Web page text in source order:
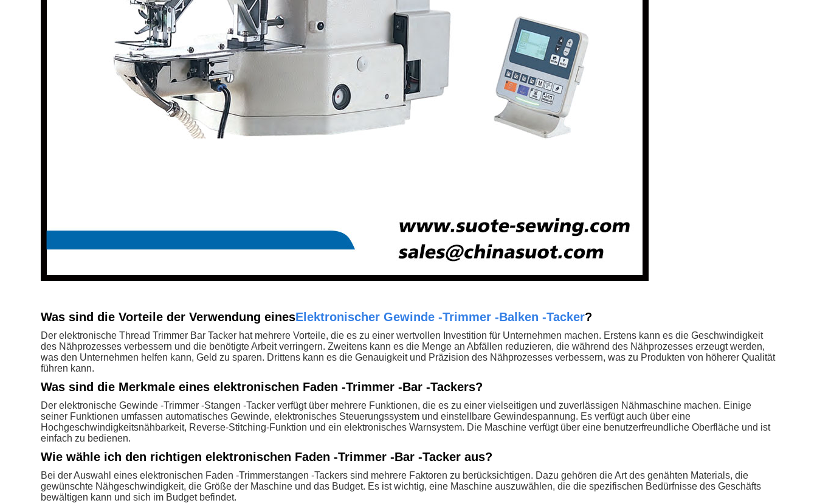
Was sind die Vorteile der Verwendung einesElektronischer Gewinde -Trimmer -Balken -Tacker?
Der elektronische Thread Trimmer Bar Tacker hat mehrere Vorteile, die es zu einer wertvollen Investition für Unternehmen machen. Erstens kann es die Geschwindigkeit
des Nähprozesses verbessern und die benötigte Arbeit verringern. Zweitens kann es die Menge an Abfällen reduzieren, die während des Nähprozesses erzeugt werden,
was den Unternehmen helfen kann, Geld zu sparen. Drittens kann es die Genauigkeit und Präzision des Nähprozesses verbessern, was zu Produkten von höherer Qualität
führen kann.
Was sind die Merkmale eines elektronischen Faden -Trimmer -Bar -Tackers?
Der elektronische Gewinde -Trimmer -Stangen -Tacker verfügt über mehrere Funktionen, die es zu einer vielseitigen und zuverlässigen Nähmaschine machen. Einige
seiner Funktionen umfassen automatisches Gewinde, elektronisches Steuerungssystem und einstellbare Gewindespannung. Es verfügt auch über eine
Hochgeschwindigkeitsnähbarkeit, Reverse-Stitching-Funktion und ein elektronisches Warnsystem. Die Maschine verfügt über eine benutzerfreundliche Oberfläche und ist
einfach zu bedienen.
Wie wähle ich den richtigen elektronischen Faden -Trimmer -Bar -Tacker aus?
Bei der Auswahl eines elektronischen Faden -Trimmerstangen -Tackers sind mehrere Faktoren zu berücksichtigen. Dazu gehören die Art des genähten Materials, die
gewünschte Nähgeschwindigkeit, die Größe der Maschine und das Budget. Es ist wichtig, eine Maschine auszuwählen, die die spezifischen Bedürfnisse des Geschäfts
bewältigen kann und sich im Budget befindet.